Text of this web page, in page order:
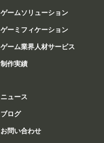
ゲームソリューション
ゲーミフィケーション
ゲーム業界人材サービス
制作実績
ニュース
ブログ
お問い合わせ